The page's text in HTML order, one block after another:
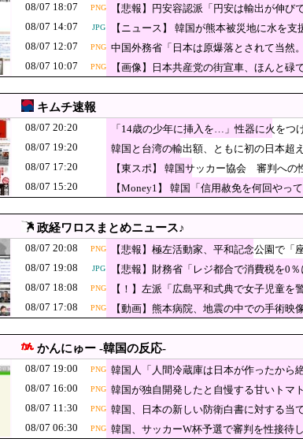
中国企業Zbtlink製ルーター20機種にバックドア、
【速報】熊本県知事、オールドメディ
せられた」
辺野古の防犯カメラ画像を見た玉城デ
JPG
韓国人「その衝撃的な見た目から日本
だ…？（ﾌﾞﾙﾌﾞﾙ」＝韓国の反応
韓国が独自開発したと自慢する甘いトマト、実は
【ジャングリア沖縄】「ロイヤルチケット」発売、アトラク
JPG 韓国人「投票用紙不足問題で前選管委員長らが出国禁止に」→
韓国サッカー協会 2011～12年に国際審判員らを性接待 ［8/7］
JPG 韓国人「猛暑で〇〇も疲れ果てた…〇〇の個体数が急減」
韓国人「英メディアや海外各社も一斉
な信用失墜の危機‥」
韓国人「実は昔の日本では当たり前だった常識がこ
【Money1】 韓国「信用赦免を何回やっても、何
JPG 【韓国サッカー協会】外国人審判約10人に性的接待か 計1496
【速報】エッセイスト「原爆を二度と
る？」→即ブロック
「高市早苗はどんだけ自己顕示欲が強
怒、「こんな首相は見たことがない」
08/07 18:07
PNG
【悲報】円安容認派「円安は輸出が伸
08/07 14:07
JPG
【ニュース】 韓国が熊本被災地に水を
08/07 12:07
PNG 中国外務省「日本は原爆落とされて当然
08/07 10:07
PNG 【画像】日本共産党の街宣車、ほんと碌
キムチ速報
08/07 20:20
「14歳の少年に挿入を…」性器に火を
08/07 19:20
韓国と台湾の輸出額、ともに初の日本
08/07 17:20
【東スポ】 韓国サッカー協会 審判への
08/07 15:20
【Money1】 韓国「信用赦免を何回やっ
政経ワロスまとめニュース♪
08/07 20:08
PNG
【悲報】極左活動家、平和記念公園で
08/07 19:08
JPG
【悲報】財務省「レジ都合で消費税を0
ど？」ｗｗｗｗｗｗｗｗｗｗｗｗｗｗ
08/07 18:08 PNG
【！】左派「広島平和式典で女子児童
動家では？」
08/07 17:08 PNG
【動画】熊本病院、地震の中での手術
かんにゅー -韓国の反応-
08/07 19:00
PNG 韓国人「人間冷蔵庫は日本が作ったから
08/07 16:00
PNG 韓国が独自開発したと自慢する甘いトマ
08/07 11:30
PNG 韓国、日本の新しい防衛白書に対する当
08/07 06:30
PNG 韓国、サッカーW杯予選で審判を性接待